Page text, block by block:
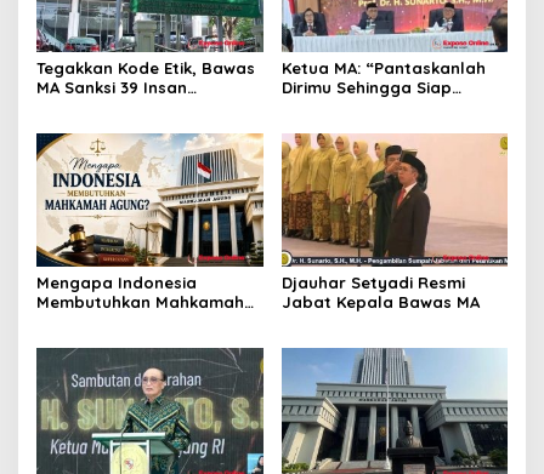
Tegakkan Kode Etik, Bawas
MA Sanksi 39 Insan
Ketua MA: “Pantaskanlah
Dirimu Sehingga Siap
Mengapa Indonesia
Membutuhkan Mahkamah
Djauhar Setyadi Resmi
Jabat Kepala Bawas MA